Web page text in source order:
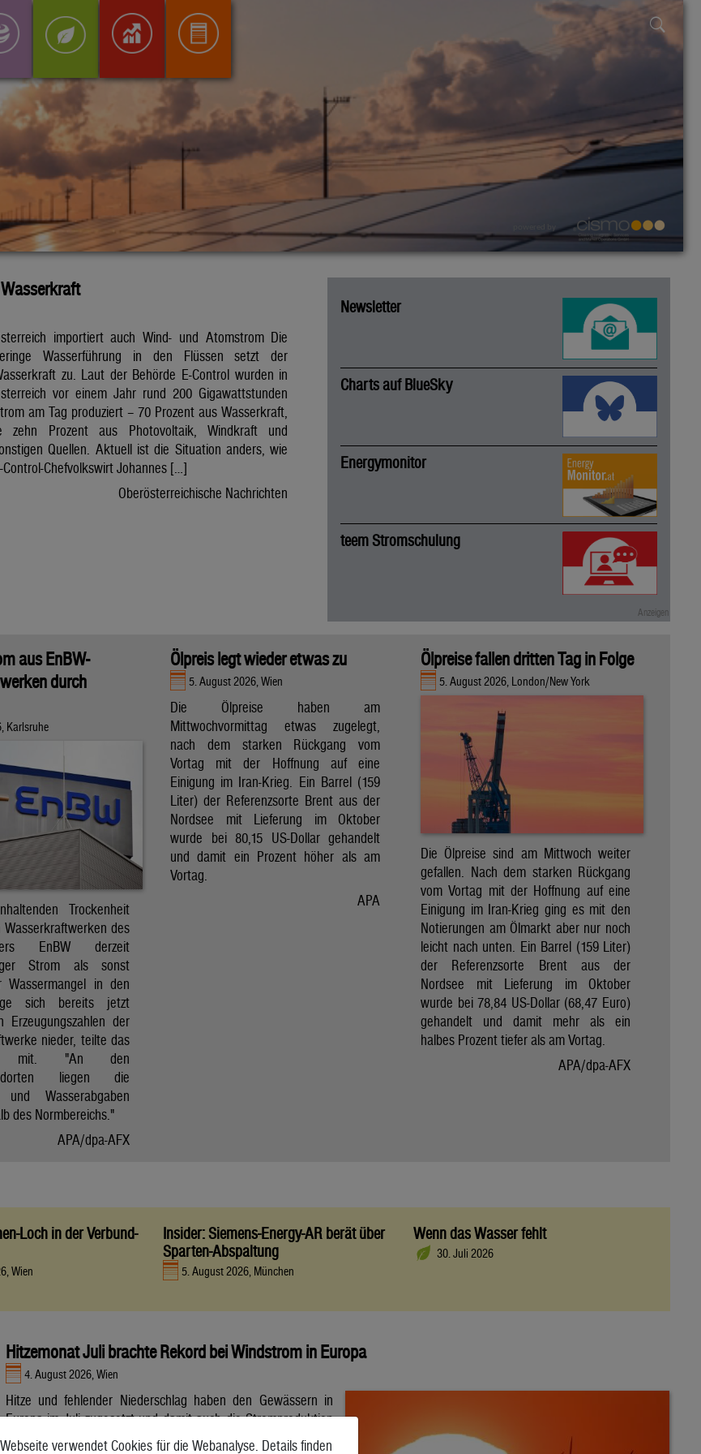
importiert auch Wind- und Atomstrom Die
Wasserführung in den Flüssen setzt der
zu. Laut der Behörde E-Control wurden in
vor einem Jahr rund 200 Gigawattstunden
am Tag produziert – 70 Prozent aus Wasserkraft,
zehn Prozent aus Photovoltaik, Windkraft und
Quellen. Aktuell ist die Situation anders, wie
Control-Chefvolkswirt Johannes […]
Oberösterreichische Nachrichten
Newsletter
Charts auf BlueSky
Energymonitor
teem Stromschulung
aus EnBW-
durch
Karlsruhe
Trockenheit
des
EnBW derzeit
Strom als sonst
Wassermangel in den
sich bereits jetzt
der
nieder, teilte das
mit. "An den
liegen die
und Wasserabgaben
des Normbereichs."
APA/dpa-AFX
Ölpreis legt wieder etwas zu
5. August 2026, Wien
Die Ölpreise haben am
Mittwochvormittag etwas zugelegt,
nach dem starken Rückgang vom
Vortag mit der Hoffnung auf eine
Einigung im Iran-Krieg. Ein Barrel (159
Liter) der Referenzsorte Brent aus der
Nordsee mit Lieferung im Oktober
wurde bei 80,15 US-Dollar gehandelt
und damit ein Prozent höher als am
Vortag.
APA
Ölpreise fallen dritten Tag in Folge
5. August 2026, London/New York
Die Ölpreise sind am Mittwoch weiter
gefallen. Nach dem starken Rückgang
vom Vortag mit der Hoffnung auf eine
Einigung im Iran-Krieg ging es mit den
Notierungen am Ölmarkt aber nur noch
leicht nach unten. Ein Barrel (159 Liter)
der Referenzsorte Brent aus der
Nordsee mit Lieferung im Oktober
wurde bei 78,84 US-Dollar (68,47 Euro)
gehandelt und damit mehr als ein
halbes Prozent tiefer als am Vortag.
APA/dpa-AFX
Loch in der Verbund-
Wien
Insider: Siemens-Energy-AR berät über
Sparten-Abspaltung
5. August 2026, München
Wenn das Wasser fehlt
30. Juli 2026
Hitzemonat Juli brachte Rekord bei Windstrom in Europa
4. August 2026, Wien
Hitze und fehlender Niederschlag haben den Gewässern in
Europa im Juli zugesetzt und damit auch die Stromproduktion
aus Wasser- und Atomkraft beeinträchtigt. Unterdessen
verwendet Cookies für die Webanalyse. Details finden